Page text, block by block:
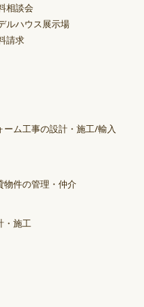
相談会
ルハウス展示場
請求
ム工事の設計・施工/輸入
物件の管理・仲介
・施工